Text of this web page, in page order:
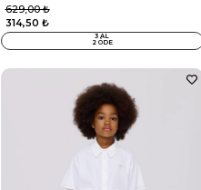
314,50 ₺
629,00 ₺
3 AL
2 ÖDE